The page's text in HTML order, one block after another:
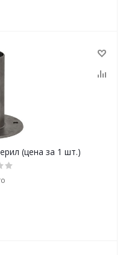
(цена за 1 шт.)